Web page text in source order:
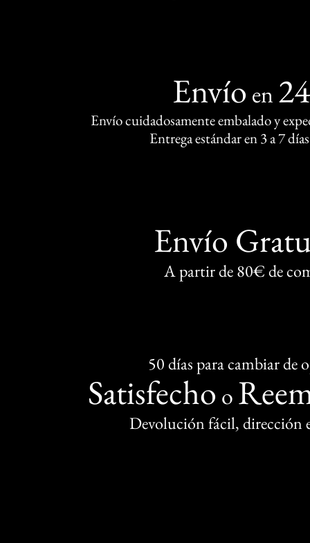
Envío en
Envío cuidadosamente embalado y
Entrega estándar en 3 a 7
Envío
A partir de 80€ de
50 días para cambiar de
Satisfecho o
Devolución fácil, dirección